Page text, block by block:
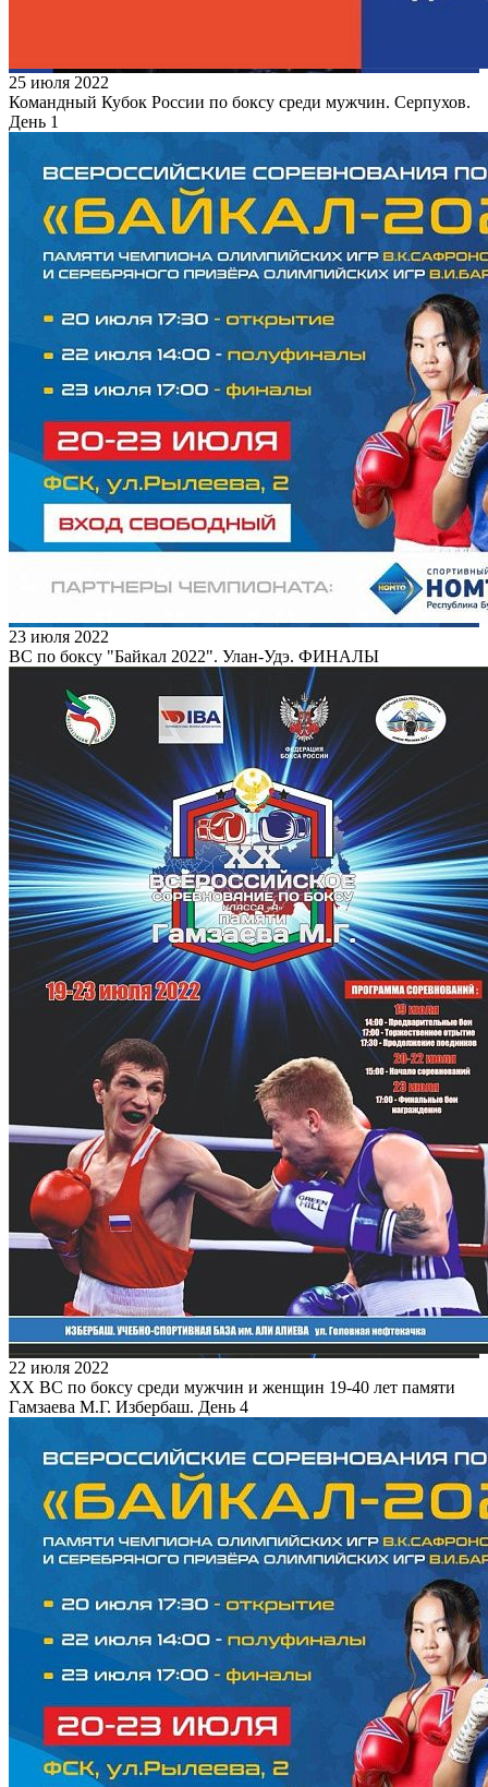
25 июля 2022
Командный Кубок России по боксу среди мужчин. Серпухов.
День 1
23 июля 2022
ВС по боксу "Байкал 2022". Улан-Удэ. ФИНАЛЫ
22 июля 2022
XX ВС по боксу среди мужчин и женщин 19-40 лет памяти
Гамзаева М.Г. Избербаш. День 4